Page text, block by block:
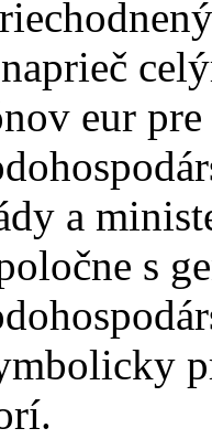
eur
a
s